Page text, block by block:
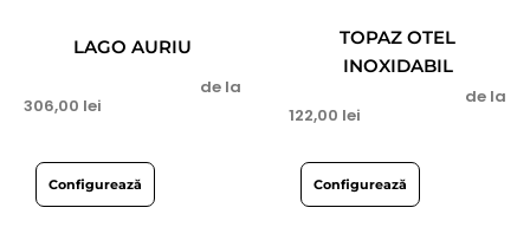
LAGO AURIU
de la
306,00 lei
Configurează
TOPAZ OTEL
INOXIDABIL
de la
122,00 lei
Configurează